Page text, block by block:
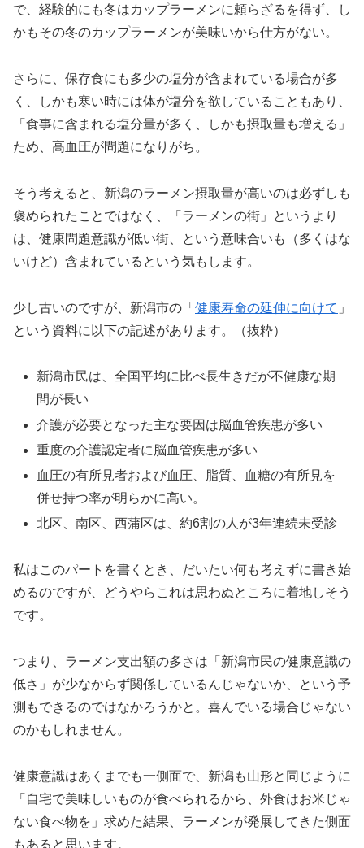
で、経験的にも冬はカップラーメンに頼らざるを得ず、し
かもその冬のカップラーメンが美味いから仕方がない。
さらに、保存食にも多少の塩分が含まれている場合が多
く、しかも寒い時には体が塩分を欲していることもあり、
「食事に含まれる塩分量が多く、しかも摂取量も増える」
ため、高血圧が問題になりがち。
そう考えると、新潟のラーメン摂取量が高いのは必ずしも
褒められたことではなく、「ラーメンの街」というより
は、健康問題意識が低い街、という意味合いも（多くはな
いけど）含まれているという気もします。
少し古いのですが、新潟市の「 健康寿命の延伸に向けて 」
という資料に以下の記述があります。（抜粋）
新潟市民は、全国平均に比べ長生きだが不健康な期
間が長い
介護が必要となった主な要因は脳血管疾患が多い
重度の介護認定者に脳血管疾患が多い
血圧の有所見者および血圧、脂質、血糖の有所見を
併せ持つ率が明らかに高い。
北区、南区、西蒲区は、約6割の人が3年連続未受診
私はこのパートを書くとき、だいたい何も考えずに書き始
めるのですが、どうやらこれは思わぬところに着地しそう
です。
つまり、ラーメン支出額の多さは「新潟市民の健康意識の
低さ」が少なからず関係しているんじゃないか、という予
測もできるのではなかろうかと。喜んでいる場合じゃない
のかもしれません。
健康意識はあくまでも一側面で、新潟も山形と同じように
「自宅で美味しいものが食べられるから、外食はお米じゃ
ない食べ物を」求めた結果、ラーメンが発展してきた側面
もあると思います。